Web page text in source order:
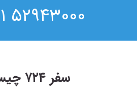
۵۲۹۴۳۰۰۰ ۰۲۱
سفر ۷۲۴ چیست؟